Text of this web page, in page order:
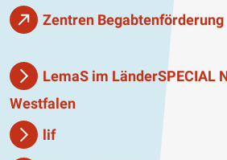
Zentren Begabtenförderung
LemaS im LänderSPECIAL
Westfalen
lif